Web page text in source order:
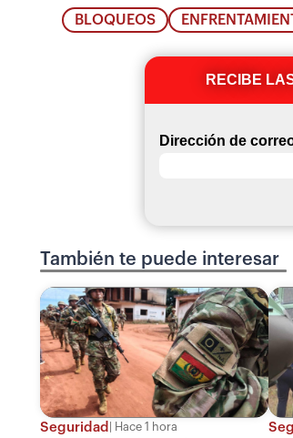
BLOQUEOS
RECIBE
Dirección de
También te puede interesar
Seguridad Hace 1 hora